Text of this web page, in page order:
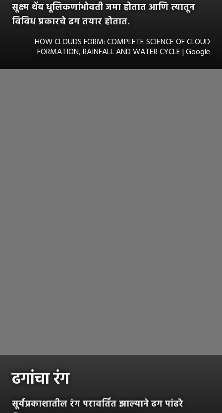
सूक्ष्म थेंब धूलिकणांभोवती जमा होतात आणि त्यातून
विविध प्रकारचे ढग तयार होतात.
HOW CLOUDS FORM: COMPLETE SCIENCE OF CLOUD
FORMATION, RAINFALL AND WATER CYCLE | Google
ढगांचा रंग
सूर्यप्रकाशातील रंग परावर्तित झाल्याने ढग पांढरे